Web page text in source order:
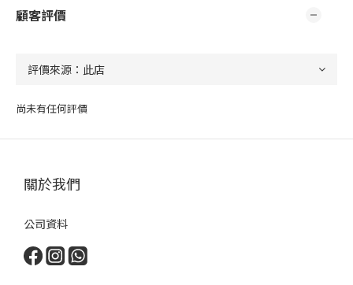
顧客評價
尚未有任何評價
關於我們
公司資料